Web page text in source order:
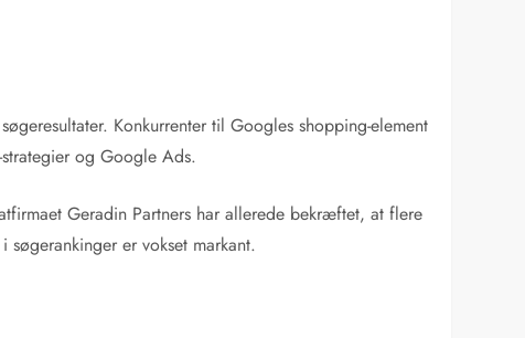
Konkurrenter til Googles shopping-element
og Google Ads.
Geradin Partners har allerede bekræftet, at flere
er vokset markant.